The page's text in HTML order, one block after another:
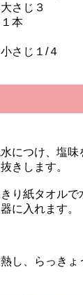
じ３
本
１/４
につけ、塩味
きします。
り紙タオルで
に入れます。
し、らっきょ